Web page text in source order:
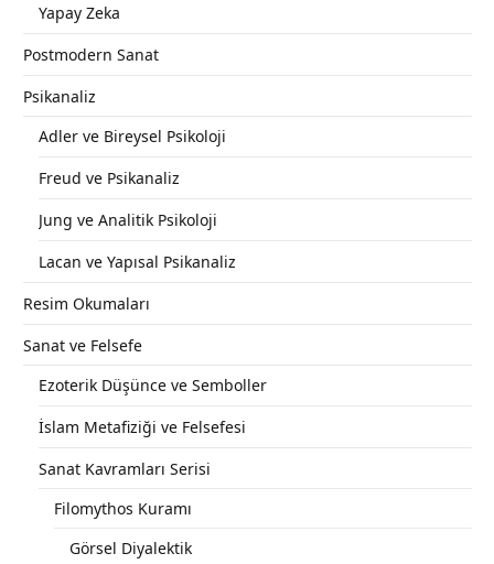
Yapay Zeka
Postmodern Sanat
Psikanaliz
Adler ve Bireysel Psikoloji
Freud ve Psikanaliz
Jung ve Analitik Psikoloji
Lacan ve Yapısal Psikanaliz
Resim Okumaları
Sanat ve Felsefe
Ezoterik Düşünce ve Semboller
İslam Metafiziği ve Felsefesi
Sanat Kavramları Serisi
Filomythos Kuramı
Görsel Diyalektik